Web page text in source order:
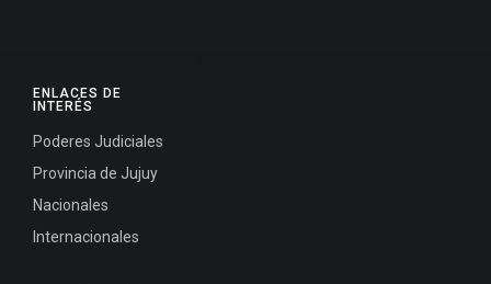
ENLACES DE
INTERÉS
Poderes Judiciales
Provincia de Jujuy
Nacionales
Internacionales